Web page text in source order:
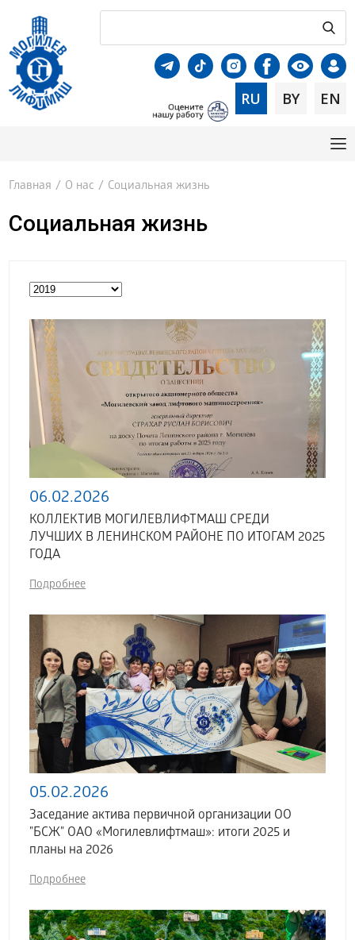
RU BY EN
Главная / О нас / Социальная жизнь
Социальная жизнь
06.02.2026
КОЛЛЕКТИВ МОГИЛЕВЛИФТМАШ СРЕДИ
ЛУЧШИХ В ЛЕНИНСКОМ РАЙОНЕ ПО ИТОГАМ 2025
ГОДА
Подробнее
05.02.2026
Заседание актива первичной организации ОО
"БСЖ" ОАО «Могилевлифтмаш»: итоги 2025 и
планы на 2026
Подробнее